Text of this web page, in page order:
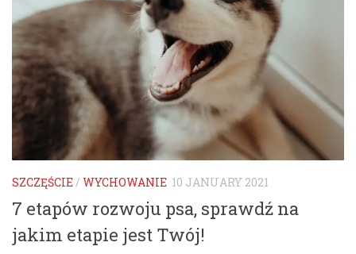
SZCZĘŚCIE/ WYCHOWANIE 10 JANUARY 2021
7 etapów rozwoju psa, sprawdź na
jakim etapie jest Twój!